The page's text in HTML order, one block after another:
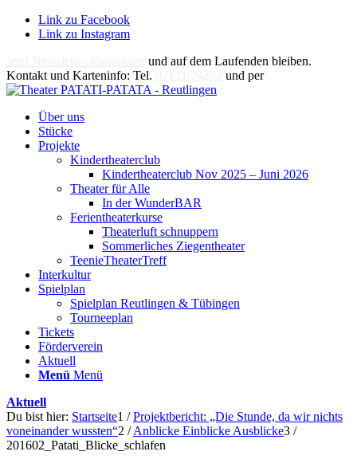
Link zu Facebook
Link zu Instagram
und auf dem Laufenden bleiben.
Kontakt und Karteninfo: Tel.
und per
Über uns
Stücke
Projekte
Kindertheaterclub
Kindertheaterclub Nov 2025 – Juni 2026
Theater für Alle
In der WunderBAR
Ferientheaterkurse
Theaterluft schnuppern
Sommerliches Ziegentheater
TeenieTheaterTreff
Interkultur
Spielplan
Spielplan Reutlingen & Tübingen
Tourneeplan
Tickets
Förderverein
Aktuell
Menü Menü
Aktuell
Du bist hier: Startseite1 / Projektbericht: „Die Stunde, da wir nichts
voneinander wussten“2 / Anblicke Einblicke Ausblicke3 /
201602_Patati_Blicke_schlafen